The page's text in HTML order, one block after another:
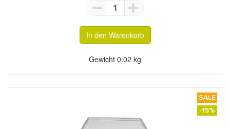
1
In den Warenkorb
Gewicht 0.02 kg
SALE
-15%